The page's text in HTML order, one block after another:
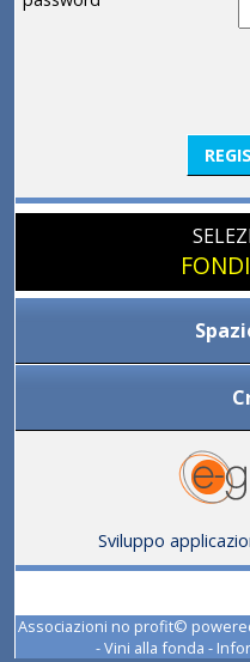
Sviluppo
Associazioni no profit©
-Vini alla fonda -